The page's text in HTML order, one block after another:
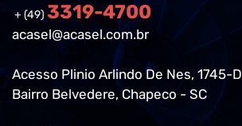
+ (49) 3319-4700
acasel@acasel.com.br
Acesso Plinio Arlindo De Nes, 1745-D
Bairro Belvedere, Chapeco - SC